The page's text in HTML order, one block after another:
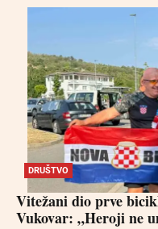
DRUŠTVO
Vitežani dio prve
Vukovar: „Heroji ne